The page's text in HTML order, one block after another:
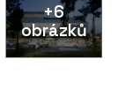
+6
obrázků